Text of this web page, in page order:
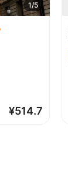
1/5
¥514.7